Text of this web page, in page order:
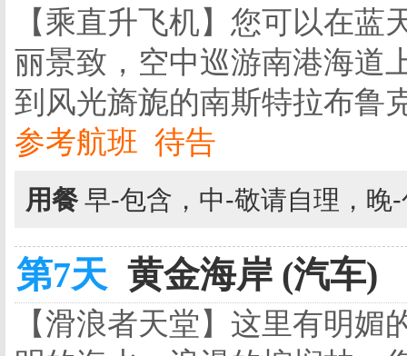
【乘直升飞机】您可以在
丽景致，空中巡游南港海道
到风光旖旎的南斯特拉布鲁
参考航班 待告
用餐 早-包含，中-敬请自理，晚
第7天 黄金海岸 (汽车)
【滑浪者天堂】这里有明